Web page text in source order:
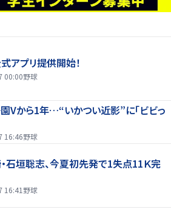
アプリ提供開始！
00:00野球
Vから1年…“いかつい近影”に「ビビっ
16:46野球
石垣聡志、今夏初先発で1失点11Ｋ完
16:41 野球